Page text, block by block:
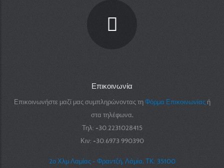
Επικοινωνία
Επικοινωνήστε μαζί μας συμπληρώνοντας τη Φόρμα Επικοινωνίας ή
στα τηλέφωνα,
Τηλ: +30.2231028415
Κιν: +30.6973 990390
2ο Χλμ Λαμίας - Φραντζή, Λάμία, ΤΚ: 35100